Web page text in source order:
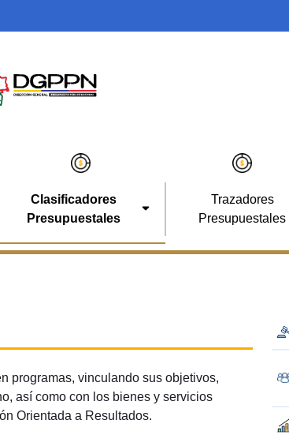
Clasificadores
Presupuestales
Trazadores
Presupuestales
programas, vinculando sus objetivos,
así como con los bienes y servicios
Orientada a Resultados.